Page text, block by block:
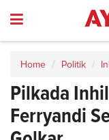
Home Politik
Pilkada
Ferryandi